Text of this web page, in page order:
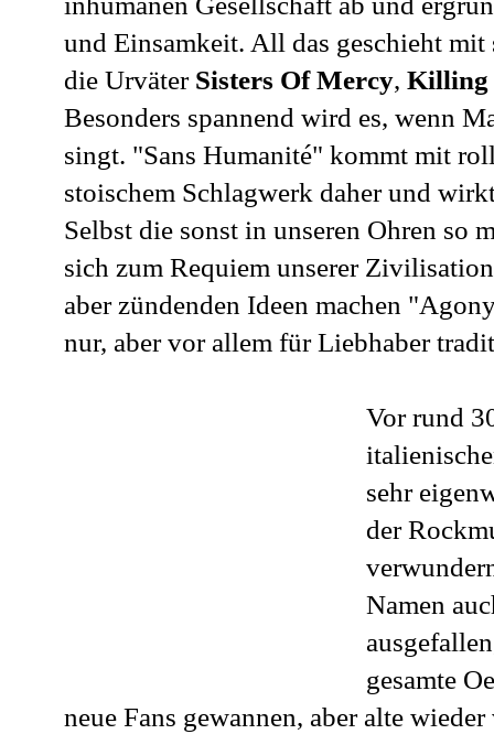
und Einsamkeit. All das geschieht
die Urväter Sisters Of Mercy,Killing
Besonders spannend wird es, wenn
singt. "Sans Humanité" kommt mit
stoischem Schlagwerk daher und
Selbst die sonst in unseren Ohren so
sich zum Requiem unserer
aber zündenden Ideen machen
nur, aber vor allem für Liebhaber
Vor rund
sehr
der
Namen
gesamte
neue Fans gewannen, aber alte